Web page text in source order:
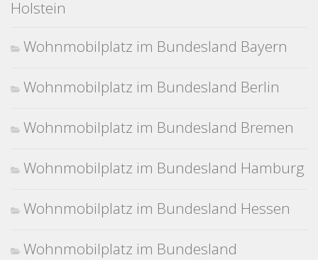
Holstein
Wohnmobilplatz im Bundesland Bayern
Wohnmobilplatz im Bundesland Berlin
Wohnmobilplatz im Bundesland Bremen
Wohnmobilplatz im Bundesland Hamburg
Wohnmobilplatz im Bundesland Hessen
Wohnmobilplatz im Bundesland